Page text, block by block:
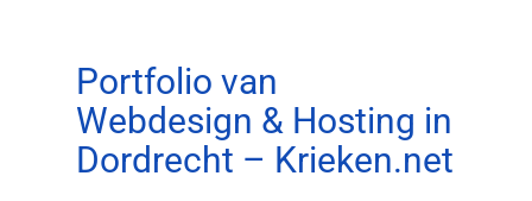
Portfolio van
Webdesign & Hosting in
Dordrecht – Krieken.net